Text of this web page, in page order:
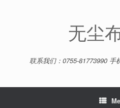
无尘
联系我们：0755-81773990 手